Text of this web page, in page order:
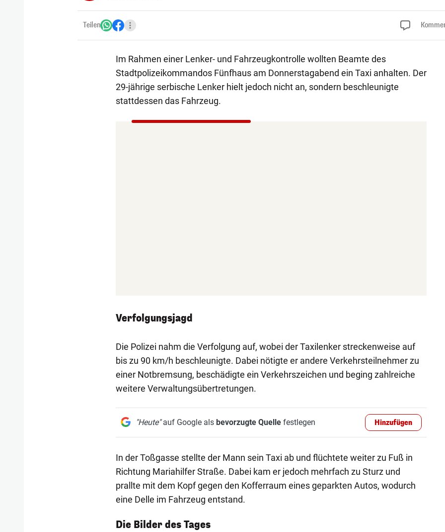
Teilen
Im Rahmen einer Lenker- und Fahrzeugkontrolle wollten Beamte des
Stadtpolizeikommandos Fünfhaus am Donnerstagabend ein Taxi anhalten. Der
29-jährige serbische Lenker hielt jedoch nicht an, sondern beschleunigte
stattdessen das Fahrzeug.
Verfolgungsjagd
Die Polizei nahm die Verfolgung auf, wobei der Taxilenker streckenweise auf
bis zu 90 km/h beschleunigte. Dabei nötigte er andere Verkehrsteilnehmer zu
einer Notbremsung, beschädigte ein Verkehrszeichen und beging zahlreiche
weitere Verwaltungsübertretungen.
"Heute"auf Google als bevorzugte Quellefestlegen Hinzufügen
In der Toßgasse stellte der Mann sein Taxi ab und flüchtete weiter zu Fuß in
Richtung Mariahilfer Straße. Dabei kam er jedoch mehrfach zu Sturz und
prallte mit dem Kopf gegen den Kofferraum eines geparkten Autos, wodurch
eine Delle im Fahrzeug entstand.
Die Bilder des Tages
1/57